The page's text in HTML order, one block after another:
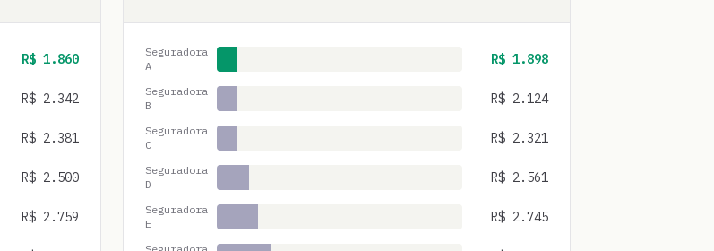
R$ 1.860
R$ 2.342
R$ 2.381
R$ 2.500
R$ 2.759
Seguradora
A
R$ 1.898
Seguradora
B
R$ 2.124
Seguradora
C
R$ 2.321
Seguradora
D
R$ 2.561
Seguradora
E
R$ 2.745